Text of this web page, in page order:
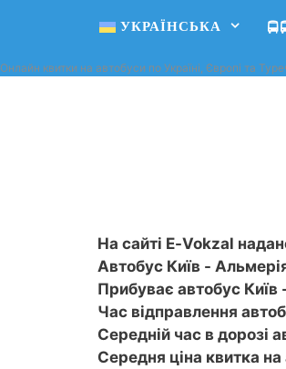
УКРАЇНСЬКА
Онлайн квитки на автобуси по Україні, Європі та
На сайті E-Vokzal
Автобус Київ -
Прибуває автобус
Час відправлення
Середній час в дорозі
Середня ціна квитка